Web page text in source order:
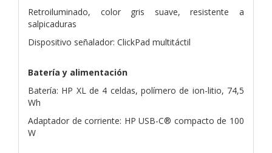
Retroiluminado, color gris suave, resistente a
salpicaduras
Dispositivo señalador: ClickPad multitáctil
Batería y alimentación
Batería: HP XL de 4 celdas, polímero de ion-litio, 74,5
Wh
Adaptador de corriente: HP USB-C® compacto de 100
W